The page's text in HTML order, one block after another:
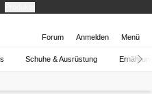
Forum Anmelden Menü
Schuhe & Ausrüstung